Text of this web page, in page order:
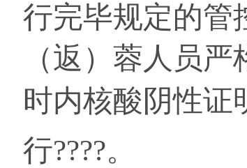
行完毕规定的管
（返）蓉人员
时内核酸阴性证
行????。